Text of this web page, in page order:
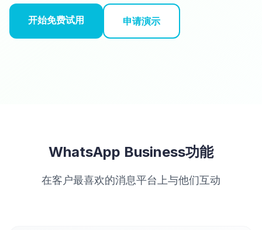
开始免费试用 申请演示
WhatsApp Business功能
在客户最喜欢的消息平台上与他们互动